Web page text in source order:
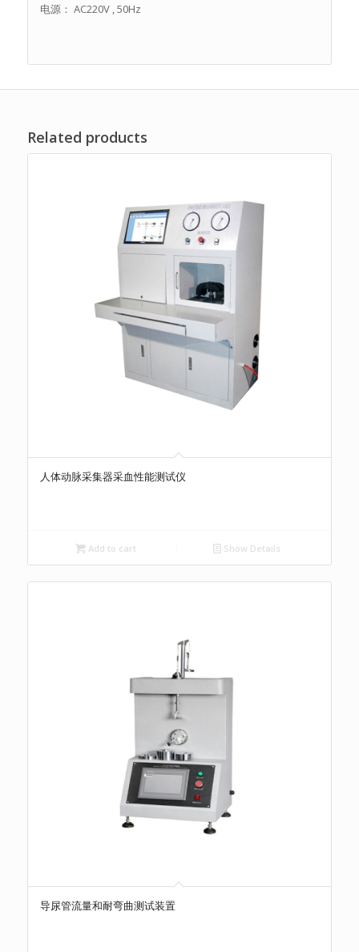
电源： AC220V , 50Hz
Related products
人体动脉采集器采血性能测试仪
Add to cart Show Details
导尿管流量和耐弯曲测试装置